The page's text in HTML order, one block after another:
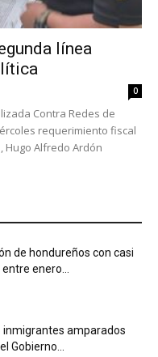
línea
0
Contra Redes de
requerimiento fiscal
Hugo Alfredo Ardón
de hondureños con casi
enero...
inmigrantes amparados
Gobierno...